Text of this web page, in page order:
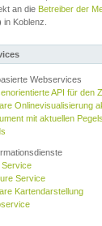
an die Betreiber der
in Koblenz.
Webservices
API für den
Onlinevisualisierung
mit aktuellen
Service
Service
Kartendarstellung